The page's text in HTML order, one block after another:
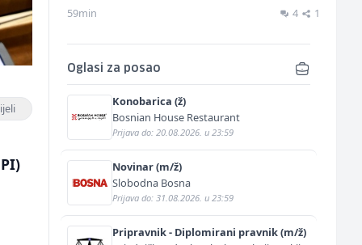
59min 4 1
Oglasi za posao
Konobarica (ž)
Bosnian House Restaurant
Prijava do: 20.08.2026. u 23:59
Novinar (m/ž)
Slobodna Bosna
Prijava do: 31.08.2026. u 23:59
Pripravnik - Diplomirani pravnik (m/ž)